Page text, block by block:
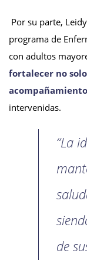
Por su parte,
programa de
con adultos
fortalecer no
intervenidas.
“La
de